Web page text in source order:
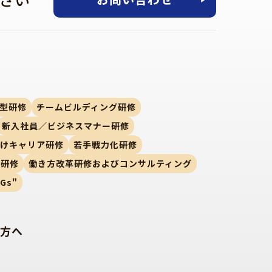
研修
チームビルディング研修
新入社員／ビジネスマナー研修
キャリア研修
若手戦力化研修
修
働き方改革研修およびコンサルティング
へ